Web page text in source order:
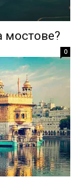
мостове?
0